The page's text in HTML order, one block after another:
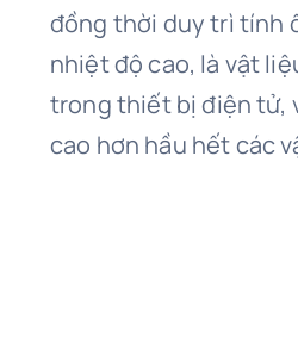
đồng thời duy trì tính
nhiệt độ cao, là vật
trong thiết bị điện tử,
cao hơn hầu hết các